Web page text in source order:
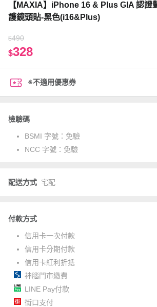
【MAXIA】iPhone 16 & Plus GIA 認證
護鏡頭貼-黑色(i16&Plus)
$490
$328
※不適用優惠券
檢驗碼
BSMI 字號： 免驗
NCC 字號： 免驗
配送方式 宅配
付款方式
信用卡一次付款
信用卡分期付款
信用卡紅利折抵
神腦門市繳費
LINE Pay付款
街口支付